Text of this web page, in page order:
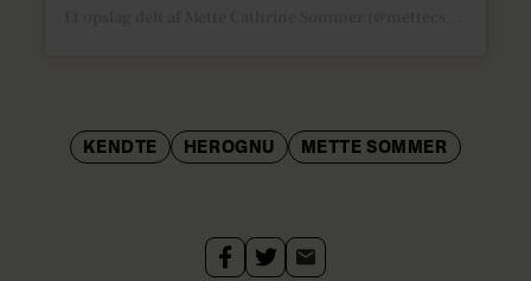
KENDTE HEROGNU METTE SOMMER